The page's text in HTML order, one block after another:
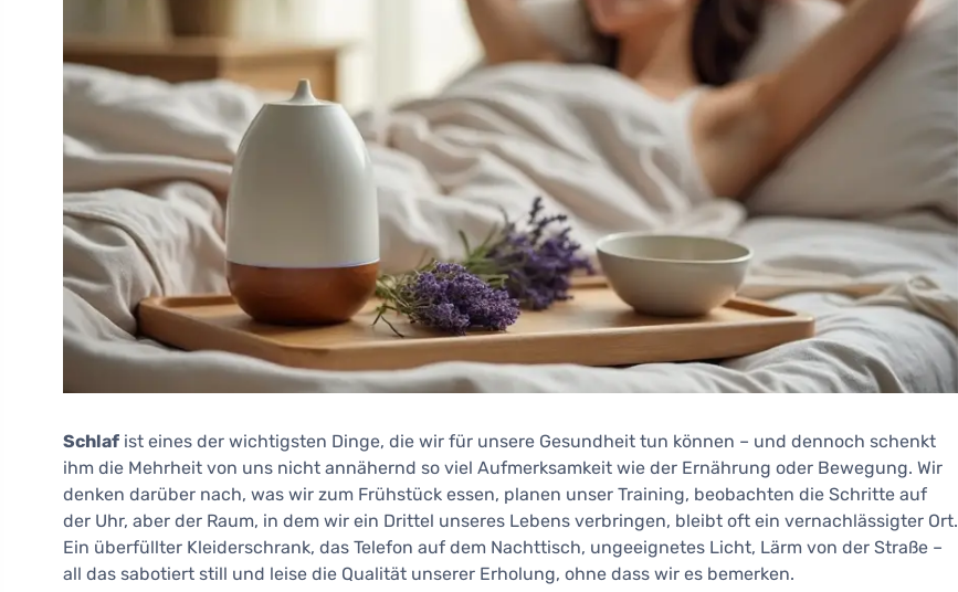
Schlaf ist eines der wichtigsten Dinge, die wir für unsere Gesundheit tun können – und dennoch schenkt
ihm die Mehrheit von uns nicht annähernd so viel Aufmerksamkeit wie der Ernährung oder Bewegung. Wir
denken darüber nach, was wir zum Frühstück essen, planen unser Training, beobachten die Schritte auf
der Uhr, aber der Raum, in dem wir ein Drittel unseres Lebens verbringen, bleibt oft ein vernachlässigter Ort.
Ein überfüllter Kleiderschrank, das Telefon auf dem Nachttisch, ungeeignetes Licht, Lärm von der Straße –
all das sabotiert still und leise die Qualität unserer Erholung, ohne dass wir es bemerken.